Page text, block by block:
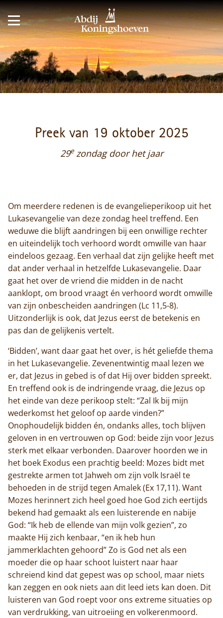
Preek van 19 oktober 2025
29e zondag door het jaar
Om meerdere redenen is de evangelieperikoop uit het
Lukasevangelie van deze zondag heel treffend. Een
weduwe die blijft aandringen bij een onwillige rechter
en uiteindelijk toch verhoord wordt omwille van haar
eindeloos gezaag. Een verhaal dat zijn gelijke heeft met
dat ander verhaal in hetzelfde Lukasevangelie. Daar
gaat het over de vriend die midden in de nacht
aanklopt, om brood vraagt én verhoord wordt omwille
van zijn onbescheiden aandringen (Lc 11,5-8).
Uitzonderlijk is ook, dat Jezus eerst de betekenis en
pas dan de gelijkenis vertelt.
‘Bidden’, want daar gaat het over, is hét geliefde thema
in het Lukasevangelie. Zevenentwintig maal lezen we
er, dat Jezus in gebed is of dat Hij over bidden spreekt.
En treffend ook is de indringende vraag, die Jezus op
het einde van deze perikoop stelt: “Zal Ik bij mijn
wederkomst het geloof op aarde vinden?”
Onophoudelijk bidden én, ondanks alles, toch blijven
geloven in en vertrouwen op God: beide zijn voor Jezus
sterk met elkaar verbonden. Daarover hoorden we in
het boek Exodus een prachtig beeld: Mozes bidt met
gestrekte armen tot Jahweh om zijn volk Israël te
behoeden in de strijd tegen Amalek (Ex 17,11). Want
Mozes herinnert zich heel goed hoe God zich eertijds
bekend had gemaakt als een luisterende en nabije
God: “Ik heb de ellende van mijn volk gezien”, zo
maakte Hij zich kenbaar, “en ik heb hun
jammerklachten gehoord” Zo is God net als een
moeder die op haar schoot luistert naar haar
schreiend kind dat gepest was op school, maar niets
kan zeggen en ook niets aan dit leed iets kan doen. Dit
luisteren van God roept voor ons extreme situaties op
van verdrukking, van uitroeiing en volkerenmoord.